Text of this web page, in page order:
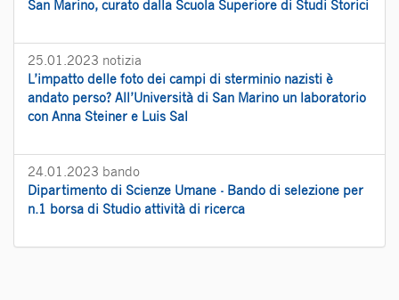
San Marino, curato dalla Scuola Superiore di Studi Storici
25.01.2023 notizia
L’impatto delle foto dei campi di sterminio nazisti è
andato perso? All’Università di San Marino un laboratorio
con Anna Steiner e Luis Sal
24.01.2023 bando
Dipartimento di Scienze Umane - Bando di selezione per
n.1 borsa di Studio attività di ricerca